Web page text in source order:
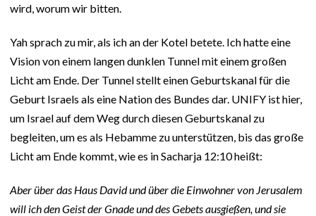
wird, worum wir bitten.
Yah sprach zu mir, als ich an der Kotel betete. Ich hatte eine
Vision von einem langen dunklen Tunnel mit einem großen
Licht am Ende. Der Tunnel stellt einen Geburtskanal für die
Geburt Israels als eine Nation des Bundes dar. UNIFY ist hier,
um Israel auf dem Weg durch diesen Geburtskanal zu
begleiten, um es als Hebamme zu unterstützen, bis das große
Licht am Ende kommt, wie es in Sacharja 12:10 heißt:
Aber über das Haus David und über die Einwohner von Jerusalem
will ich den Geist der Gnade und des Gebets ausgießen, und sie